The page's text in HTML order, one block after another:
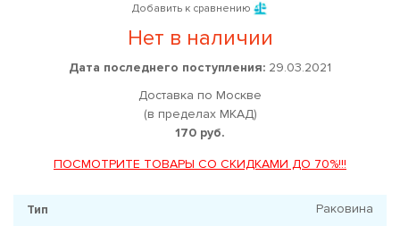
Добавить к сравнению
Нет в наличии
Дата последнего поступления: 29.03.2021
Доставка по Москве
(в пределах МКАД)
170 руб.
ПОСМОТРИТЕ ТОВАРЫ СО СКИДКАМИ ДО 70%!!!
Тип Раковина